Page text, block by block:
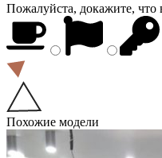
Пожалуйста, докажите, что
Похожие модели